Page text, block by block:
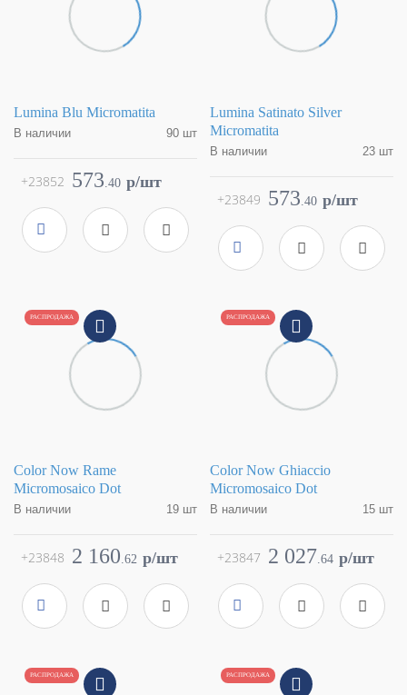
Lumina Blu Micromatita
В наличии
90 шт
FAP Ceramiche
Страна
Италия
Размер
0.7x91.5
Цвет
синий
Поверхность
матовая
573.40 p/шт
+23852
Lumina Satinato Silver
Micromatita
В наличии
23 шт
FAP Ceramiche
Страна
Италия
Размер
0.7x91.5
Цвет
серебряный
Поверхность
глянцевая
573.40 p/шт
+23849
РАСПРОДАЖА
Color Now Rame
Micromosaico Dot
В наличии
19 шт
FAP Ceramiche
Страна
Италия
Размер
30,5x30,5
Цвет
красный
Поверхность
матовая
2 160.62 p/шт
+23848
РАСПРОДАЖА
Color Now Ghiaccio
Micromosaico Dot
В наличии
15 шт
FAP Ceramiche
Страна
Италия
Размер
30,5x30,5
Цвет
белый
Поверхность
матовая
2 027.64 p/шт
+23847
РАСПРОДАЖА РАСПРОДАЖА